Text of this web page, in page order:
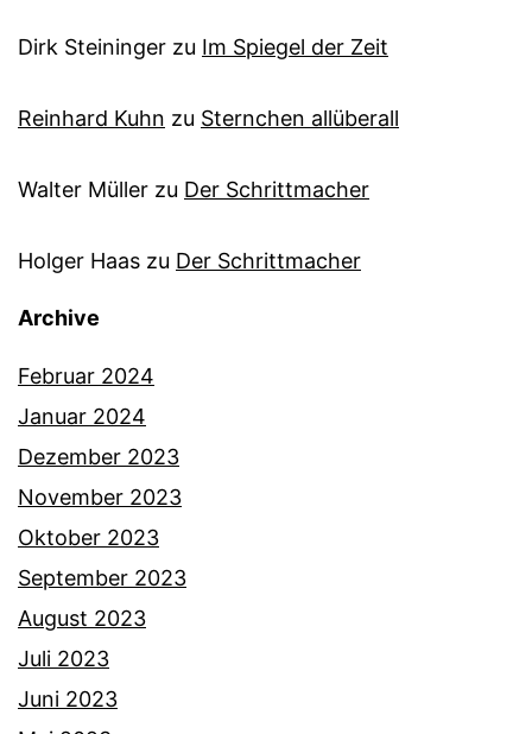
Dirk Steininger zu Im Spiegel der Zeit
Reinhard Kuhn zu Sternchen allüberall
Walter Müller zu Der Schrittmacher
Holger Haas zu Der Schrittmacher
Archive
Februar 2024
Januar 2024
Dezember 2023
November 2023
Oktober 2023
September 2023
August 2023
Juli 2023
Juni 2023